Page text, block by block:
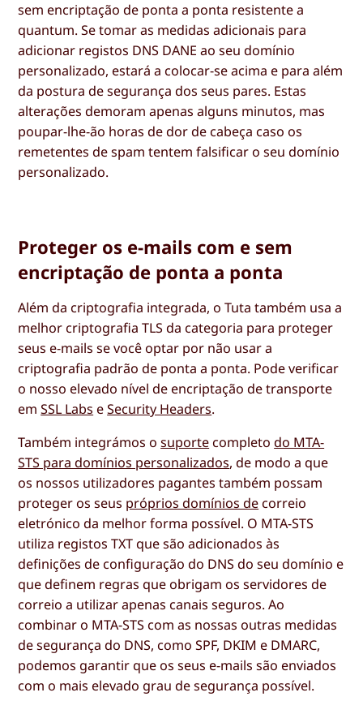
sem encriptação de ponta a ponta resistente a
quantum. Se tomar as medidas adicionais para
adicionar registos DNS DANE ao seu domínio
personalizado, estará a colocar-se acima e para além
da postura de segurança dos seus pares. Estas
alterações demoram apenas alguns minutos, mas
poupar-lhe-ão horas de dor de cabeça caso os
remetentes de spam tentem falsificar o seu domínio
personalizado.
Proteger os e-mails com e sem
encriptação de ponta a ponta
Além da criptografia integrada, o Tuta também usa a
melhor criptografia TLS da categoria para proteger
seus e-mails se você optar por não usar a
criptografia padrão de ponta a ponta. Pode verificar
o nosso elevado nível de encriptação de transporte
emSSL Labs eSecurity Headers.
Também integrámos osuporte completodo MTA-
STS para domínios personalizados, de modo a que
os nossos utilizadores pagantes também possam
proteger os seus próprios domínios de correio
eletrónico da melhor forma possível. O MTA-STS
utiliza registos TXT que são adicionados às
definições de configuração do DNS do seu domínio e
que definem regras que obrigam os servidores de
correio a utilizar apenas canais seguros. Ao
combinar o MTA-STS com as nossas outras medidas
de segurança do DNS, como SPF, DKIM e DMARC,
podemos garantir que os seus e-mails são enviados
com o mais elevado grau de segurança possível.